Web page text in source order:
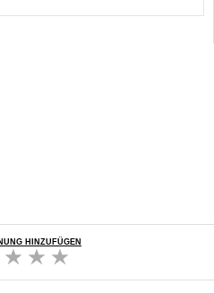
HINZUFÜGEN